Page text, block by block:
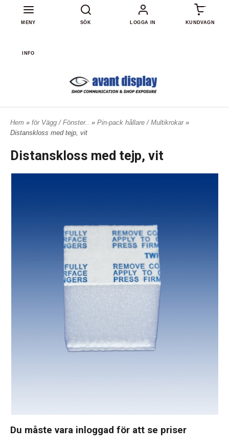
MENY
INFO
SÖK LOGGA IN KUNDVAGN
Hem » för Vägg / Fönster.. » Pin-pack hållare / Multikrokar »
Distanskloss med tejp, vit
Distanskloss med tejp, vit
Du måste vara inloggad för att se priser